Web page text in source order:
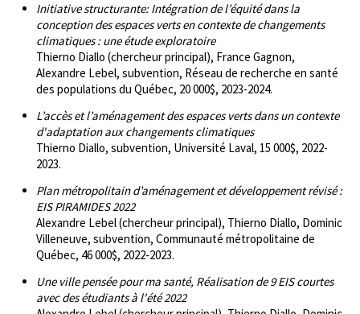
Initiative structurante: Intégration de l’équité dans la
conception des espaces verts en contexte de changements
climatiques : une étude exploratoire
Thierno Diallo (chercheur principal), France Gagnon,
Alexandre Lebel, subvention, Réseau de recherche en santé
des populations du Québec, 20 000$, 2023-2024.
L’accès et l’aménagement des espaces verts dans un contexte
d'adaptation aux changements climatiques
Thierno Diallo, subvention, Université Laval, 15 000$, 2022-
2023.
Plan métropolitain d’aménagement et développement révisé :
EIS PIRAMIDES 2022
Alexandre Lebel (chercheur principal), Thierno Diallo, Dominic
Villeneuve, subvention, Communauté métropolitaine de
Québec, 46 000$, 2022-2023.
Une ville pensée pour ma santé, Réalisation de 9 EIS courtes
avec des étudiants à l'été 2022